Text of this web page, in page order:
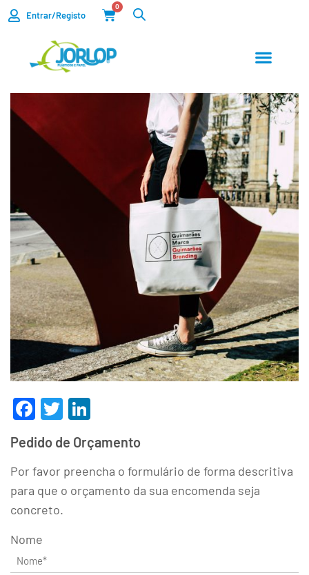
Entrar/Registo
0
Facebook
Twitter
Pedido de Orçamento
Por favor preencha o formulário de forma descritiva
para que o orçamento da sua encomenda seja
concreto.
Nome